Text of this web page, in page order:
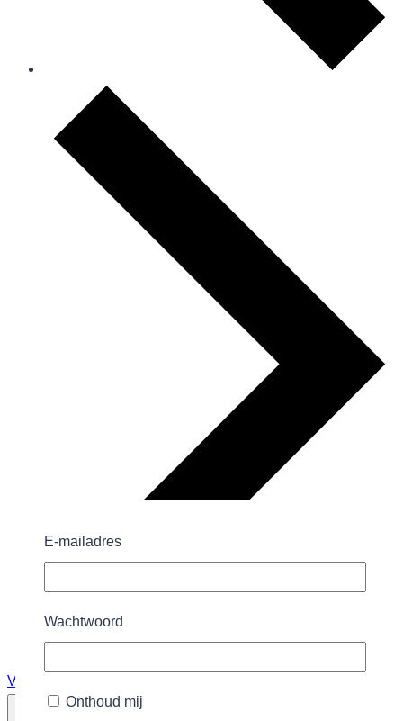
Vandaag
29/09/202529 september 2025
E-mailadres
Wachtwoord
Onthoud mij